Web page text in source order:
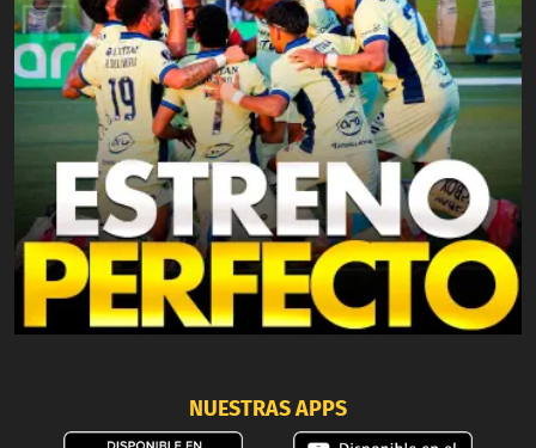
NUESTRAS APPS